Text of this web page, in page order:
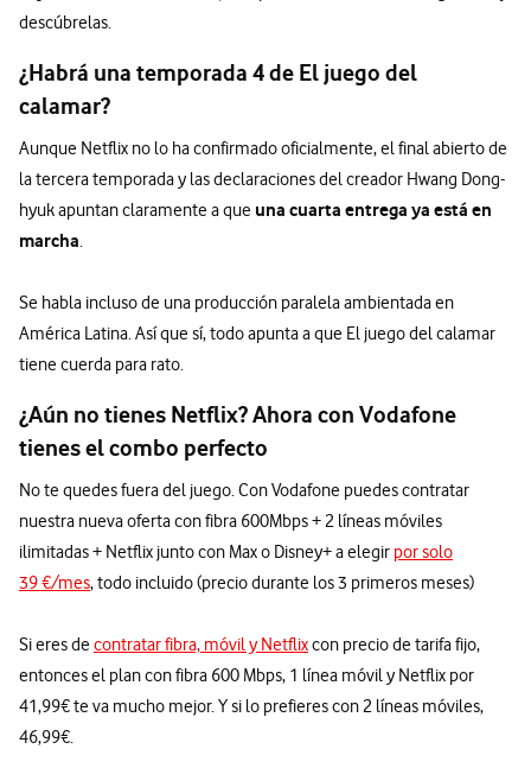
descúbrelas.
¿Habrá una temporada 4 de El juego del
calamar?
Aunque Netflix no lo ha confirmado oficialmente, el final abierto de
la tercera temporada y las declaraciones del creador Hwang Dong-
hyuk apuntan claramente a que una cuarta entrega ya está en
marcha.
Se habla incluso de una producción paralela ambientada en
América Latina. Así que sí, todo apunta a que El juego del calamar
tiene cuerda para rato.
¿Aún no tienes Netflix? Ahora con Vodafone
tienes el combo perfecto
No te quedes fuera del juego. Con Vodafone puedes contratar
nuestra nueva oferta con fibra 600Mbps + 2 líneas móviles
ilimitadas + Netflix junto con Max o Disney+ a elegir por solo
39 €/mes, todo incluido (precio durante los 3 primeros meses)
Si eres decontratar fibra, móvil y Netflixcon precio de tarifa fijo,
entonces el plan con fibra 600 Mbps, 1 línea móvil y Netflix por
41,99€ te va mucho mejor. Y si lo prefieres con 2 líneas móviles,
46,99€.